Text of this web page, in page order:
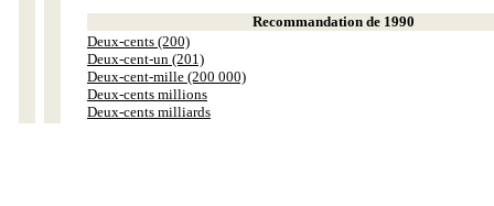
Recommandation de 1990
Deux-cents (200)
Deux-cent-un (201)
Deux-cent-mille (200 000)
Deux-cents millions
Deux-cents milliards